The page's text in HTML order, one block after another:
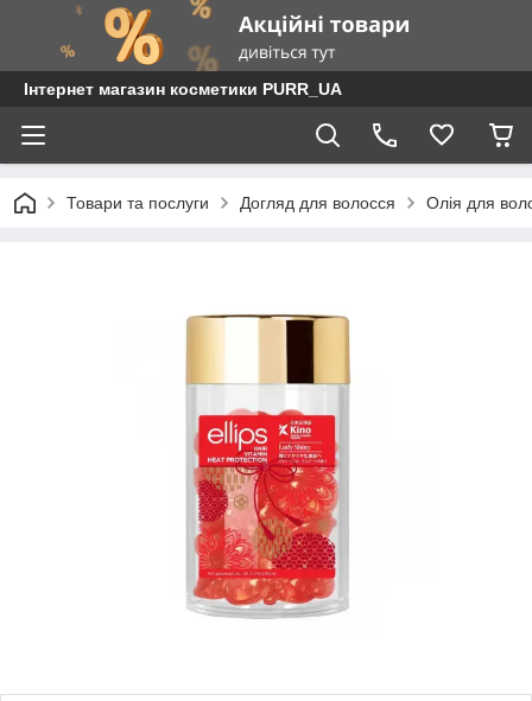
Інтернет магазин косметики PURR_UA
Товари та послуги Догляд для волосся Олія для